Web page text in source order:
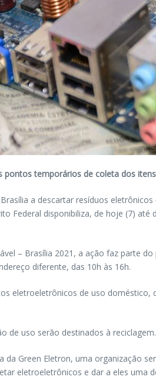
pontos temporários de coleta dos itens
a descartar resíduos
Federal disponibiliza, de hoje (7)
– Brasília 2021, a ação faz parte
diferente, das 10h às 16h.
eletroeletrônicos de uso
de uso serão destinados à
da Green Eletron, uma organização
eletroeletrônicos e dar a eles